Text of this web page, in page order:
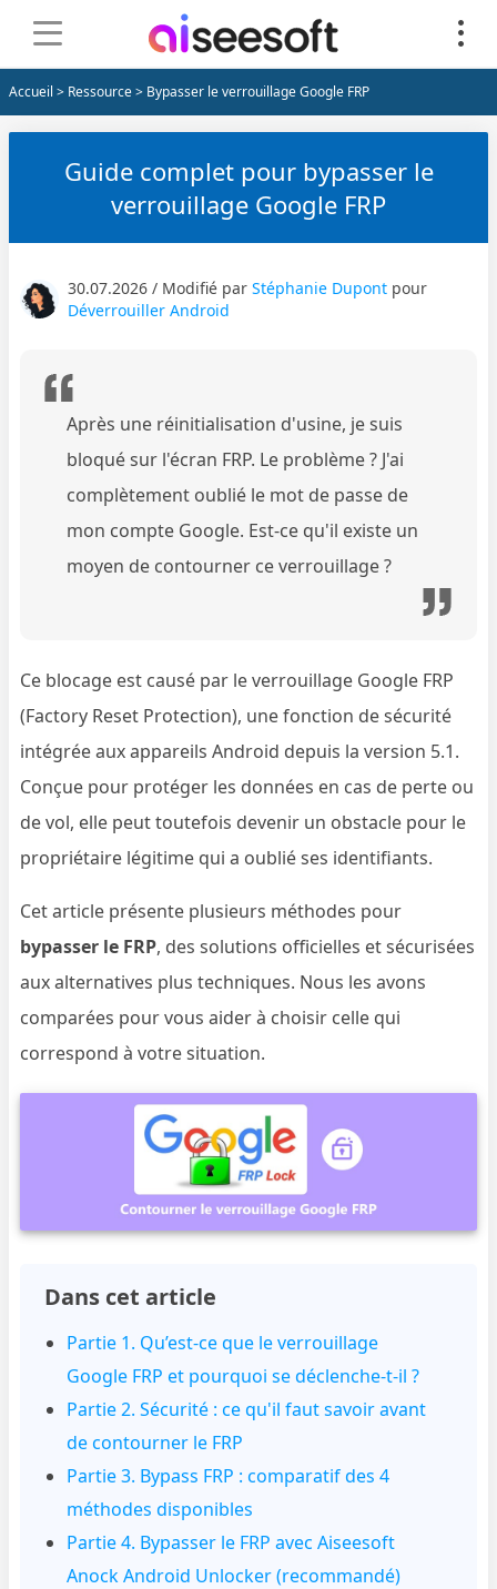
Accueil > Ressource> Bypasser le verrouillage Google FRP
Guide complet pour bypasser le
verrouillage Google FRP
30.07.2026 / Modifié parStéphanie Dupont pour
Déverrouiller Android
Après une réinitialisation d'usine, je suis
bloqué sur l'écran FRP. Le problème ? J'ai
complètement oublié le mot de passe de
mon compte Google. Est-ce qu'il existe un
moyen de contourner ce verrouillage ?
Ce blocage est causé par le verrouillage Google FRP
(Factory Reset Protection), une fonction de sécurité
intégrée aux appareils Android depuis la version 5.1.
Conçue pour protéger les données en cas de perte ou
de vol, elle peut toutefois devenir un obstacle pour le
propriétaire légitime qui a oublié ses identifiants.
Cet article présente plusieurs méthodes pour
bypasser le FRP, des solutions officielles et sécurisées
aux alternatives plus techniques. Nous les avons
comparées pour vous aider à choisir celle qui
correspond à votre situation.
Dans cet article
Partie 1. Qu’est-ce que le verrouillage
Google FRP et pourquoi se déclenche-t-il ?
Partie 2. Sécurité : ce qu'il faut savoir avant
de contourner le FRP
Partie 3. Bypass FRP : comparatif des 4
méthodes disponibles
Partie 4. Bypasser le FRP avec Aiseesoft
Anock Android Unlocker (recommandé)